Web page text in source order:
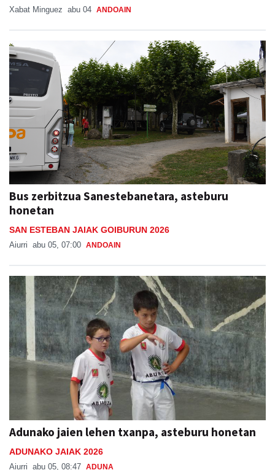
Xabat Minguez abu 04 ANDOAIN
Bus zerbitzua Sanestebanetara, asteburu
honetan
SAN ESTEBAN JAIAK GOIBURUN 2026
Aiurri abu 05, 07:00 ANDOAIN
Adunako jaien lehen txanpa, asteburu honetan
ADUNAKO JAIAK 2026
Aiurri abu 05, 08:47 ADUNA